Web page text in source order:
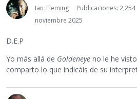
Ian_Fleming
Publicaciones: 2,254
noviembre 2025
D.E.P
Yo más allá de Goldeneye no le he
comparto lo que indicáis de su